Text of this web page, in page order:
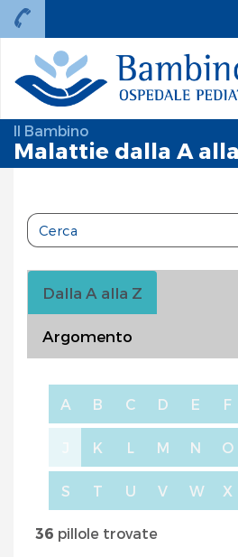
Il Bambino
Malattie dalla A alla
Dalla A alla Z
Argomento
A B C D E F
K L M N O
S T U V W X
36 pillole trovate